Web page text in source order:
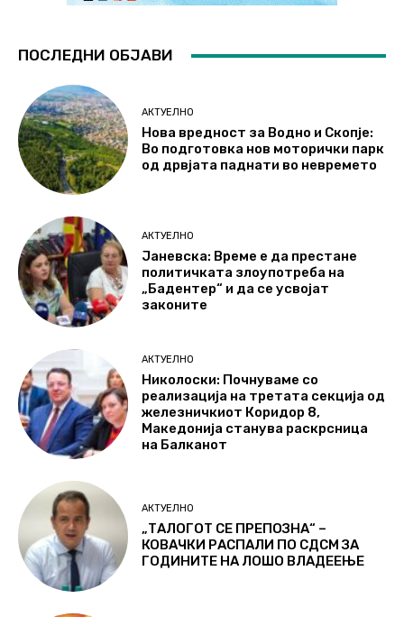
ПОСЛЕДНИ ОБЈАВИ
АКТУЕЛНО
Нова вредност за Водно и Скопје:
Во подготовка нов моторички парк
од дрвјата паднати во невремето
АКТУЕЛНО
Јаневска: Време е да престане
политичката злоупотреба на
„Бадентер“ и да се усвојат
законите
АКТУЕЛНО
Николоски: Почнуваме со
реализација на третата секција од
железничкиот Коридор 8,
Македонија станува раскрсница
на Балканот
АКТУЕЛНО
„ТАЛОГОТ СЕ ПРЕПОЗНА“ –
КОВАЧКИ РАСПАЛИ ПО СДСМ ЗА
ГОДИНИТЕ НА ЛОШО ВЛАДЕЕЊЕ